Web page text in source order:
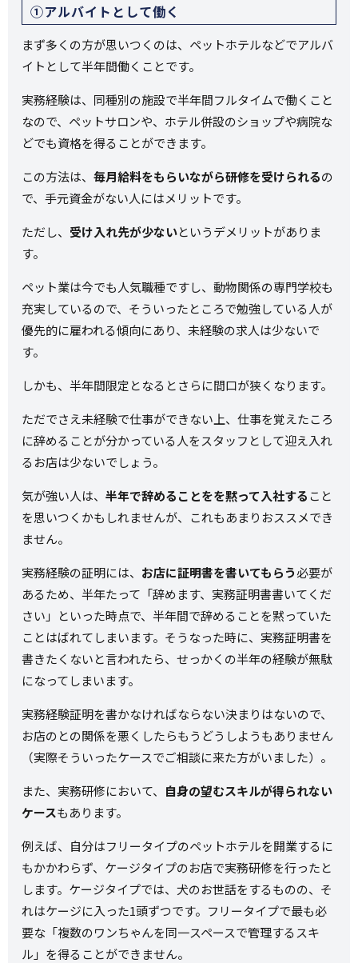
①アルバイトとして働く
まず多くの方が思いつくのは、ペットホテルなどでアルバ
イトとして半年間働くことです。
実務経験は、同種別の施設で半年間フルタイムで働くこと
なので、ペットサロンや、ホテル併設のショップや病院な
どでも資格を得ることができます。
この方法は、毎月給料をもらいながら研修を受けられるの
で、手元資金がない人にはメリットです。
ただし、 受け入れ先が少ないというデメリットがありま
す。
ペット業は今でも人気職種ですし、動物関係の専門学校も
充実しているので、そういったところで勉強している人が
優先的に雇われる傾向にあり、未経験の求人は少ないで
す。
しかも、半年間限定となるとさらに間口が狭くなります。
ただでさえ未経験で仕事ができない上、仕事を覚えたころ
に辞めることが分かっている人をスタッフとして迎え入れ
るお店は少ないでしょう。
気が強い人は、半年で辞めることをを黙って入社すること
を思いつくかもしれませんが、これもあまりおススメでき
ません。
実務経験の証明には、 お店に証明書を書いてもらう必要が
あるため、半年たって「辞めます、実務証明書書いてくだ
さい」といった時点で、半年間で辞めることを黙っていた
ことはばれてしまいます。そうなった時に、実務証明書を
書きたくないと言われたら、せっかくの半年の経験が無駄
になってしまいます。
実務経験証明を書かなければならない決まりはないので、
お店のとの関係を悪くしたらもうどうしようもありません
（実際そういったケースでご相談に来た方がいました）。
また、実務研修において、 自身の望むスキルが得られない
ケースもあります。
例えば、自分はフリータイプのペットホテルを開業するに
もかかわらず、ケージタイプのお店で実務研修を行ったと
します。ケージタイプでは、犬のお世話をするものの、そ
れはケージに入った1頭ずつです。フリータイプで最も必
要な「複数のワンちゃんを同一スペースで管理するスキ
ル」を得ることができません。